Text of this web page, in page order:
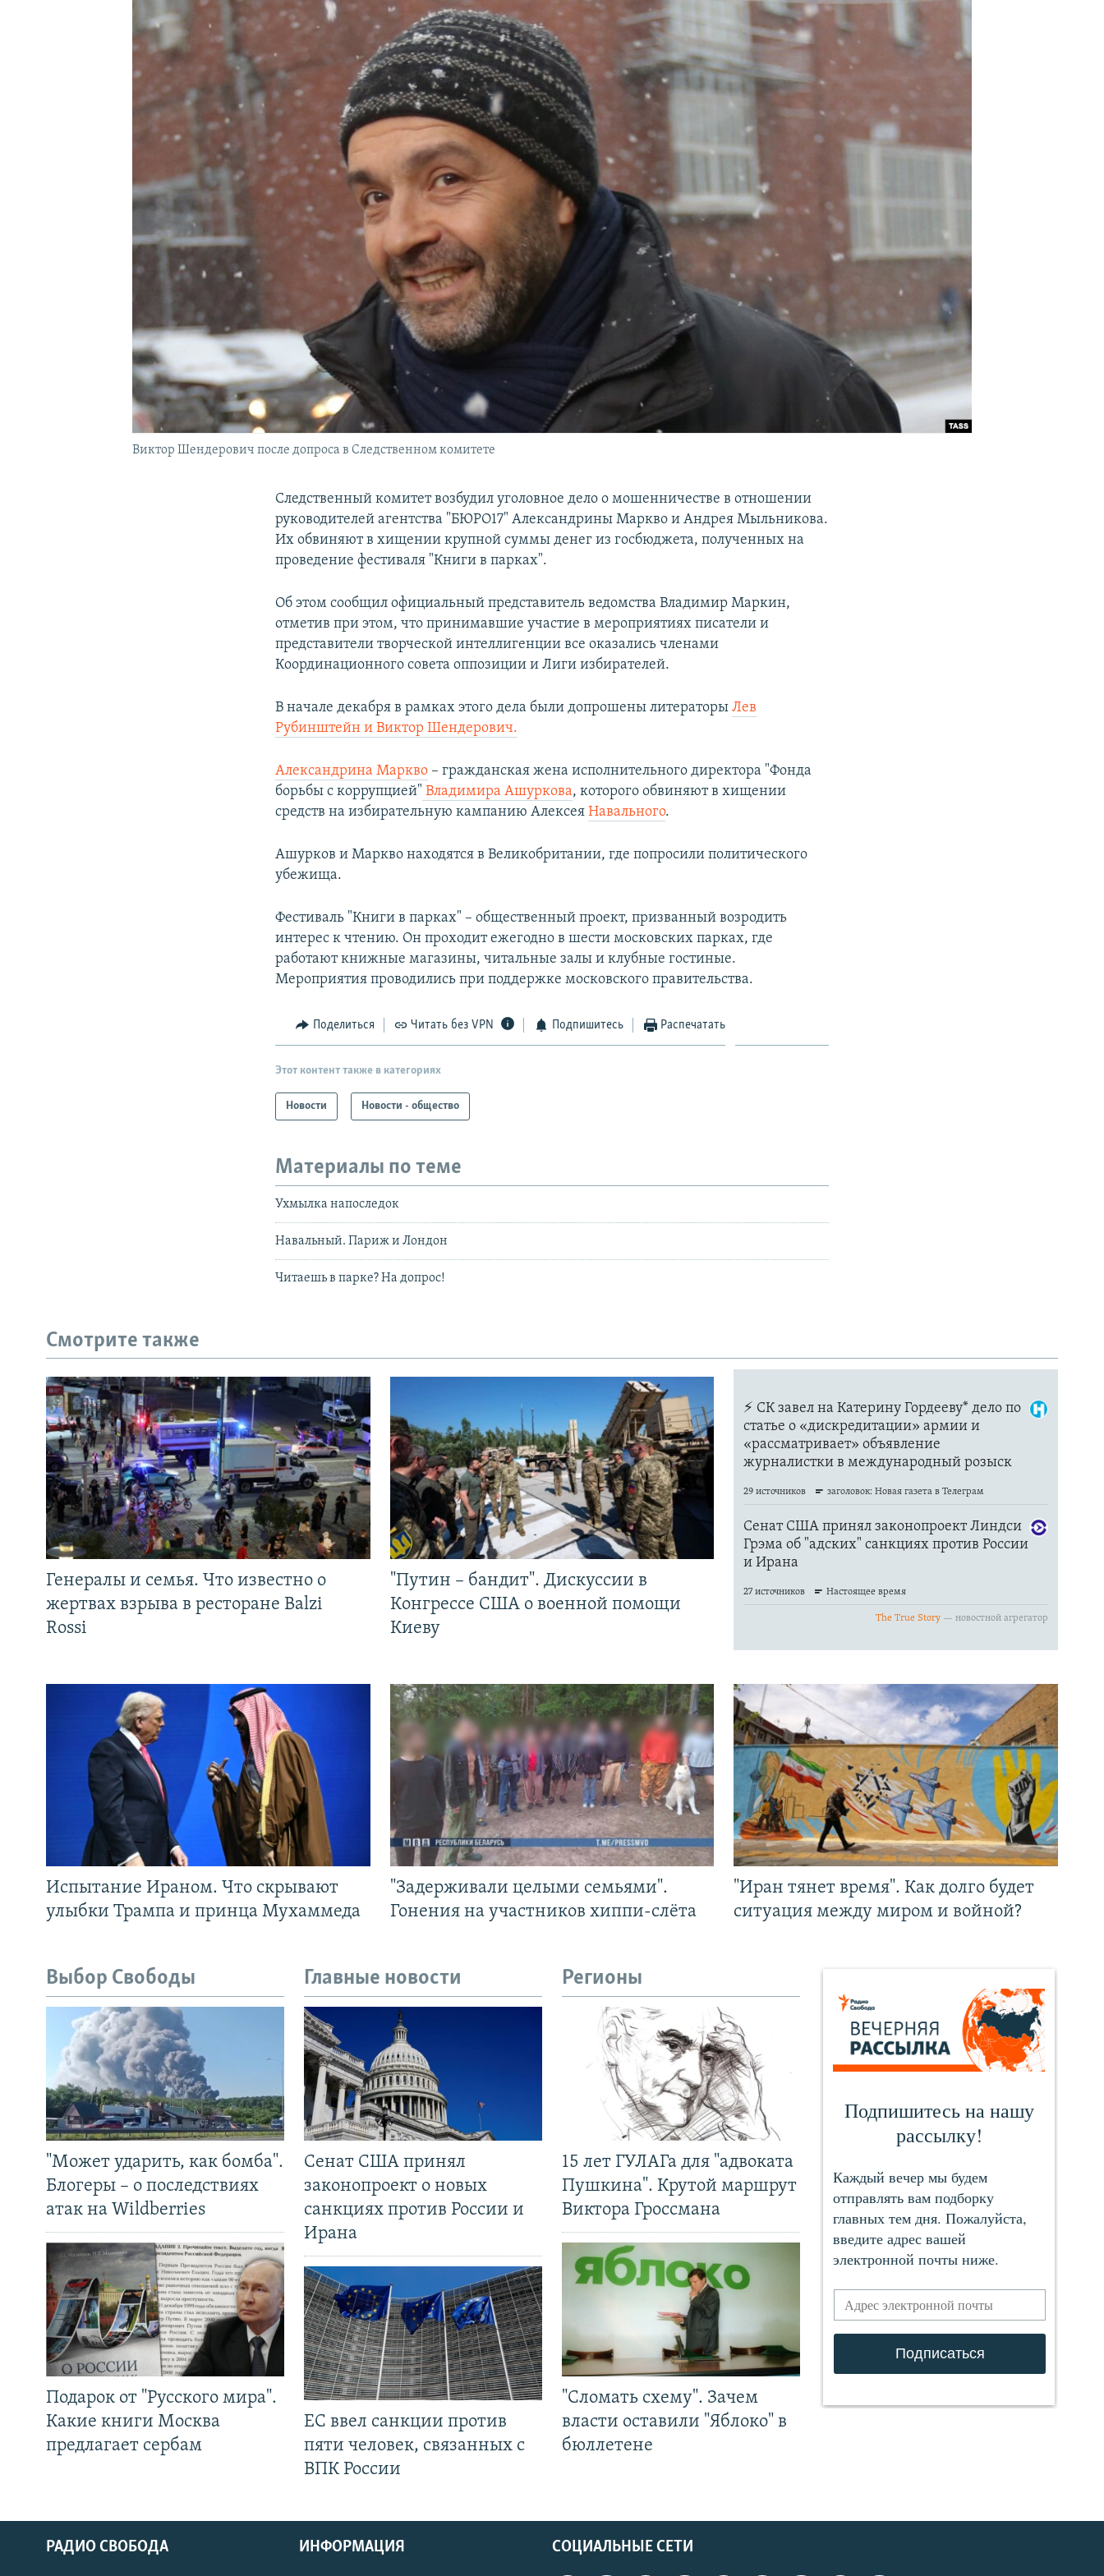
ПОДПИШИТЕСЬ НА РАССЫЛКУ
Виктор Шендерович после допроса в Следственном комитете
Следственный комитет возбудил уголовное дело о мошенничестве в отношении
руководителей агентства "БЮРО17" Александрины Маркво и Андрея Мыльникова.
Их обвиняют в хищении крупной суммы денег из госбюджета, полученных на
проведение фестиваля "Книги в парках".
Об этом сообщил официальный представитель ведомства Владимир Маркин,
отметив при этом, что принимавшие участие в мероприятиях писатели и
представители творческой интеллигенции все оказались членами
Координационного совета оппозиции и Лиги избирателей.
В начале декабря в рамках этого дела были допрошены литераторыЛев
Рубинштейн и Виктор Шендерович.
Александрина Маркво – гражданская жена исполнительного директора "Фонда
борьбы с коррупцией" Владимира Ашуркова, которого обвиняют в хищении
средств на избирательную кампанию АлексеяНавального.
Ашурков и Маркво находятся в Великобритании, где попросили политического
убежища.
Фестиваль "Книги в парках" – общественный проект, призванный возродить
интерес к чтению. Он проходит ежегодно в шести московских парках, где
работают книжные магазины, читальные залы и клубные гостиные.
Мероприятия проводились при поддержке московского правительства.
Поделиться Читать без VPN Подпишитесь Распечатать
Этот контент также в категориях
Новости Новости - общество
Материалы по теме
Ухмылка напоследок
Навальный. Париж и Лондон
Читаешь в парке? На допрос!
Смотрите также
Генералы и семья. Что известно о
жертвах взрыва в ресторане Balzi
Rossi
"Путин – бандит". Дискуссии в
Конгрессе США о военной помощи
Киеву
Испытание Ираном. Что скрывают
улыбки Трампа и принца Мухаммеда
"Задерживали целыми семьями".
Гонения на участников хиппи-слёта
"Иран тянет время". Как долго будет
ситуация между миром и войной?
Выбор Свободы
"Может ударить, как бомба".
Блогеры – о последствиях
атак на Wildberries
Подарок от "Русского мира".
Какие книги Москва
предлагает сербам
Главные новости
Сенат США принял
законопроект о новых
санкциях против России и
Ирана
ЕС ввел санкции против
пяти человек, связанных с
ВПК России
Регионы
15 лет ГУЛАГа для "адвоката
Пушкина". Крутой маршрут
Виктора Гроссмана
"Сломать схему". Зачем
власти оставили "Яблоко" в
бюллетене
СОЦИАЛЬНЫЕ СЕТИ
РАДИО СВОБОДА ИНФОРМАЦИЯ